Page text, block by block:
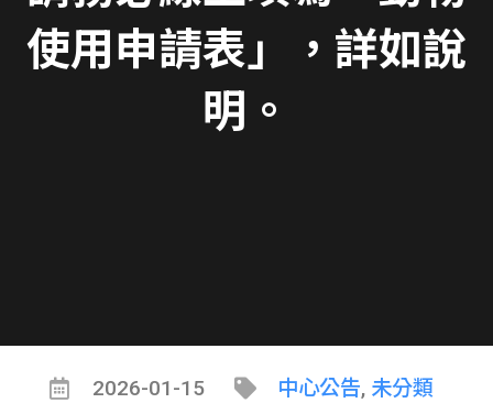
使用申請表」，詳如說
明。
2026-01-15 中心公告, 未分類